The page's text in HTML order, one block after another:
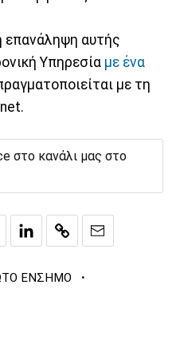
επανάληψη αυτής
Υπηρεσία με ένα
με τη
στο κανάλι μας στο
ΕΝΣΗΜΟ ·